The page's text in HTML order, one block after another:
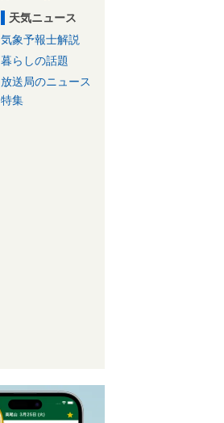
天気ニュース
気象予報士解説
暮らしの話題
放送局のニュース
特集